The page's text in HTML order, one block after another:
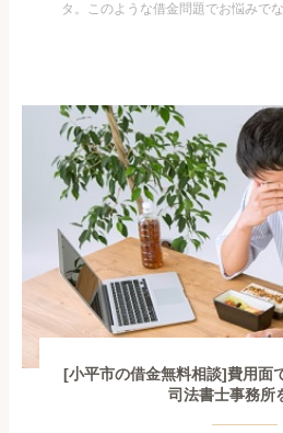
タ。このような借金問題でお悩みで
族に知られたくない・借金の催促、
も限界があ...
[小平市の借金無料相談]費用面
司法書士事務所